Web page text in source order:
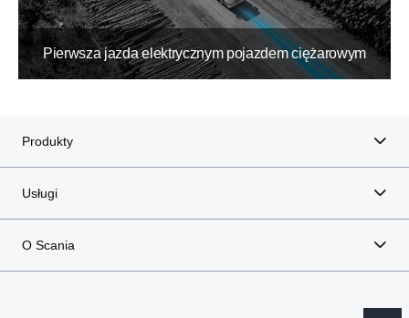
Pierwsza jazda elektrycznym pojazdem ciężarowym
Produkty
Usługi
O Scania